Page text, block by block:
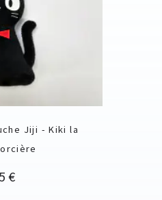
Jiji - Kiki la
€